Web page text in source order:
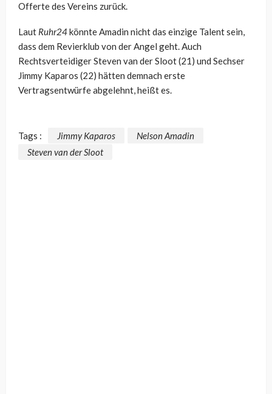
Offerte des Vereins zurück.
Laut Ruhr24könnte Amadin nicht das einzige Talent sein,
dass dem Revierklub von der Angel geht. Auch
Rechtsverteidiger Steven van der Sloot (21) und Sechser
Jimmy Kaparos (22) hätten demnach erste
Vertragsentwürfe abgelehnt, heißt es.
Tags : Jimmy Kaparos
Nelson Amadin
Steven van der Sloot